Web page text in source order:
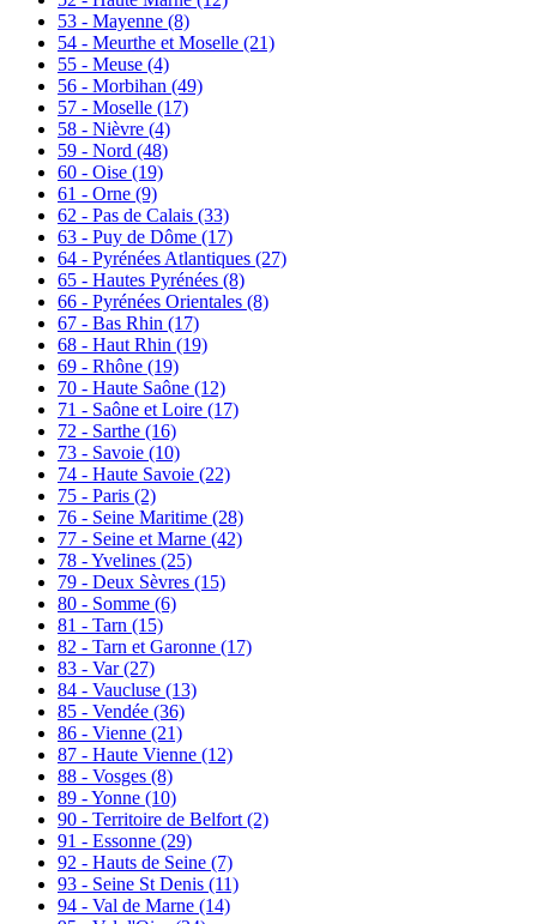
53 - Mayenne (8)
54 - Meurthe et Moselle (21)
55 - Meuse (4)
56 - Morbihan (49)
57 - Moselle (17)
58 - Nièvre (4)
59 - Nord (48)
60 - Oise (19)
61 - Orne (9)
62 - Pas de Calais (33)
63 - Puy de Dôme (17)
64 - Pyrénées Atlantiques (27)
65 - Hautes Pyrénées (8)
66 - Pyrénées Orientales (8)
67 - Bas Rhin (17)
68 - Haut Rhin (19)
69 - Rhône (19)
70 - Haute Saône (12)
71 - Saône et Loire (17)
72 - Sarthe (16)
73 - Savoie (10)
74 - Haute Savoie (22)
75 - Paris (2)
76 - Seine Maritime (28)
77 - Seine et Marne (42)
78 - Yvelines (25)
79 - Deux Sèvres (15)
80 - Somme (6)
81 - Tarn (15)
82 - Tarn et Garonne (17)
83 - Var(27)
84 - Vaucluse (13)
85 - Vendée (36)
86 - Vienne (21)
87 - Haute Vienne (12)
88 - Vosges (8)
89 - Yonne (10)
90 - Territoire de Belfort (2)
91 - Essonne (29)
92 - Hauts de Seine (7)
93 - Seine St Denis (11)
94 - Val de Marne (14)